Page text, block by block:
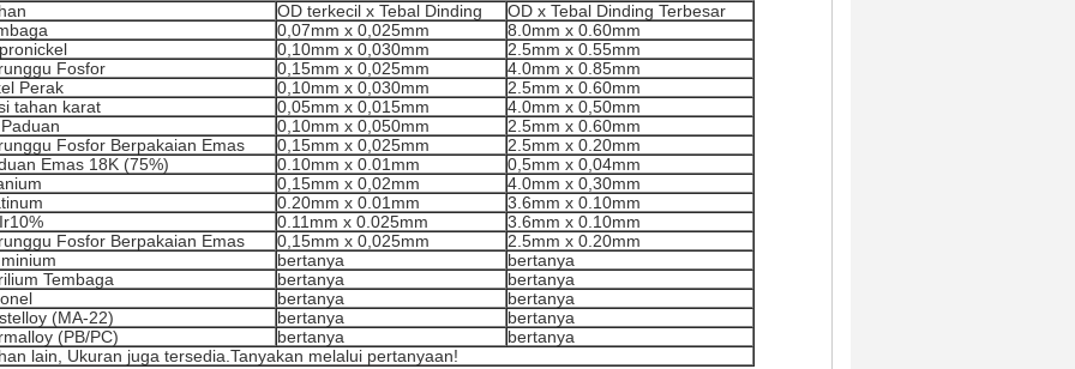
OD terkecil x Tebal Dinding
OD x Tebal Dinding Terbesar
0,07mm x 0,025mm
8.0mm x 0.60mm
0,10mm x 0,030mm
2.5mm x 0.55mm
Fosfor
0,15mm x 0,025mm
4.0mm x 0.85mm
Perak
0,10mm x 0,030mm
2.5mm x 0.60mm
tahan karat
0,05mm x 0,015mm
4.0mm x 0,50mm
0,10mm x 0,050mm
2.5mm x 0.60mm
Fosfor Berpakaian Emas
0,15mm x 0,025mm
2.5mm x 0.20mm
Emas 18K (75%)
0.10mm x 0.01mm
0,5mm x 0,04mm
0,15mm x 0,02mm
4.0mm x 0,30mm
0.20mm x 0.01mm
3.6mm x 0.10mm
0.11mm x 0.025mm
3.6mm x 0.10mm
Fosfor Berpakaian Emas
0,15mm x 0,025mm
2.5mm x 0.20mm
bertanya
bertanya
Tembaga
bertanya
bertanya
bertanya
bertanya
(MA-22)
bertanya
bertanya
(PB/PC)
bertanya
bertanya
lain, Ukuran juga tersedia.Tanyakan melalui pertanyaan!